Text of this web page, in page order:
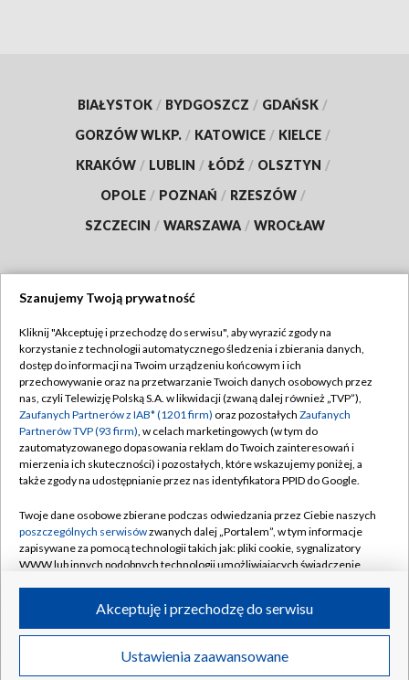
BIAŁYSTOK / BYDGOSZCZ / GDAŃSK /
GORZÓW WLKP. / KATOWICE / KIELCE /
KRAKÓW / LUBLIN / ŁÓDŹ / OLSZTYN /
OPOLE / POZNAŃ / RZESZÓW /
SZCZECIN / WARSZAWA / WROCŁAW
TVP
Abonament TVP
Emisja w TVP
Centrum informacji TVP
Naziemna Telewizja Cyfrowa
Rada Programowa
System NOS
Informacje o nadawcy
Program dla prasy
Ogłoszenie przetargowe
Regulamin TVP
Polityka prywatności
Moje zgody
Pomoc
Kontakt
Kanały
©2026 Telewizja Polska S.A. w likwidacji
Szanujemy Twoją prywatność
Kliknij "Akceptuję i przechodzę do serwisu", aby wyrazić zgody na
korzystanie z technologii automatycznego śledzenia i zbierania danych,
dostęp do informacji na Twoim urządzeniu końcowym i ich
przechowywanie oraz na przetwarzanie Twoich danych osobowych przez
nas, czyli Telewizję Polską S.A. w likwidacji (zwaną dalej również „TVP”),
Zaufanych Partnerów z IAB* (1201 firm) oraz pozostałych Zaufanych
Partnerów TVP (93 firm), w celach marketingowych (w tym do
zautomatyzowanego dopasowania reklam do Twoich zainteresowań i
mierzenia ich skuteczności) i pozostałych, które wskazujemy poniżej, a
także zgody na udostępnianie przez nas identyfikatora PPID do Google.
Twoje dane osobowe zbierane podczas odwiedzania przez Ciebie naszych
poszczególnych serwisówzwanych dalej „Portalem”, w tym informacje
zapisywane za pomocą technologii takich jak: pliki cookie, sygnalizatory
WWW lub innych podobnych technologii umożliwiających świadczenie
ruchu w Internecie.
Twoje dane osobowe zbierane podczas odwiedzania przez Ciebie
poszczególnych serwisówna Portalu, takie jak adresy IP, identyfikatory
Ustawienia zaawansowane
Akceptuję i przechodzę do serwisu